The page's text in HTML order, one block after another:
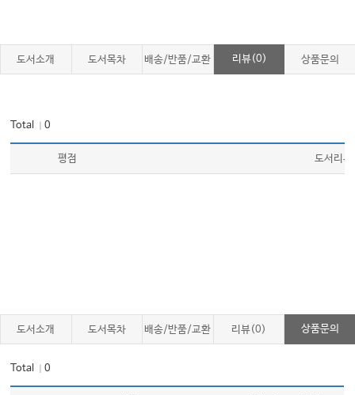
도서소개 도서목차 배송/반품/교환 리뷰(0) 상품문의
Total ｜0
평점 도서리뷰
도서소개 도서목차 배송/반품/교환 리뷰(0) 상품문의
Total ｜0